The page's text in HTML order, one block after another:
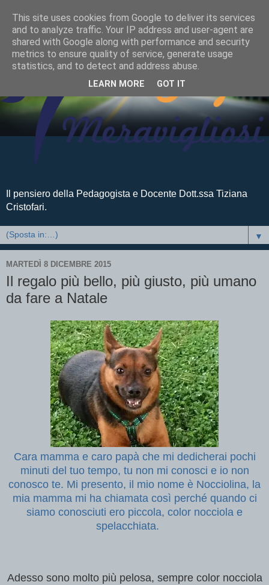
Il pensiero della Pedagogista e Docente Dott.ssa Tiziana
Cristofari.
▼
MARTEDÌ 8 DICEMBRE 2015
Il regalo più bello, più giusto, più umano
da fare a Natale
Cara mamma e caro papà che mi dedicherai pochi
minuti del tuo tempo, tu non mi conosci e io non
conosco te. Mi presento, il mio nome è Nocciolina, la
mia mamma mi ha chiamata così perché quando ci
siamo conosciuti ero piccola, color nocciola e
spelacchiata.
Adesso sono molto più pelosa, sempre color nocciola
This site uses cookies from Google to deliver its services
and to analyze traffic. Your IP address and user-agent are
shared with Google along with performance and security
metrics to ensure quality of service, generate usage
statistics, and to detect and address abuse.
LEARN MORE GOT IT